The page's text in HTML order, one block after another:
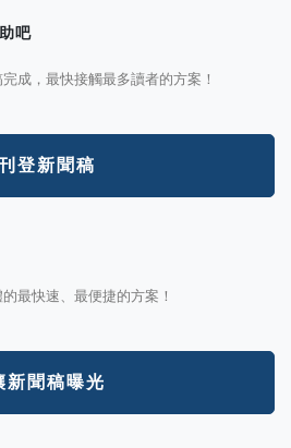
吧
成，最快接觸最多讀者的方案！
登新聞稿
最快速、最便捷的方案！
新聞稿曝光